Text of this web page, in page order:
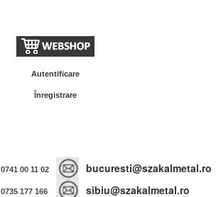
Autentificare
Înregistrare
0741 00 11 02 bucuresti@szakalmetal.ro
0735 177 166 sibiu@szakalmetal.ro